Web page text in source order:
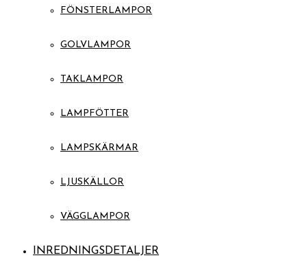
FÖNSTERLAMPOR
GOLVLAMPOR
TAKLAMPOR
LAMPFÖTTER
LAMPSKÄRMAR
LJUSKÄLLOR
VÄGGLAMPOR
INREDNINGSDETALJER